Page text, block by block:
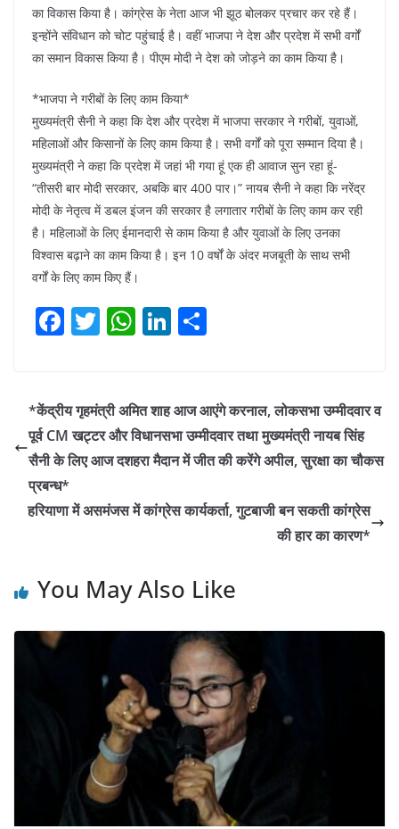
का विकास किया है। कांग्रेस के नेता आज भी झूठ बोलकर प्रचार कर रहे हैं।
इन्होंने संविधान को चोट पहुंचाई है। वहीं भाजपा ने देश और प्रदेश में सभी वर्गों
का समान विकास किया है। पीएम मोदी ने देश को जोड़ने का काम किया है।
*भाजपा ने गरीबों के लिए काम किया*
मुख्यमंत्री सैनी ने कहा कि देश और प्रदेश में भाजपा सरकार ने गरीबों, युवाओं,
महिलाओं और किसानों के लिए काम किया है। सभी वर्गों को पूरा सम्मान दिया है।
मुख्यमंत्री ने कहा कि प्रदेश में जहां भी गया हूं एक ही आवाज सुन रहा हूं-
“तीसरी बार मोदी सरकार, अबकि बार 400 पार।” नायब सैनी ने कहा कि नरेंद्र
मोदी के नेतृत्व में डबल इंजन की सरकार है लगातार गरीबों के लिए काम कर रही
है। महिलाओं के लिए ईमानदारी से काम किया है और युवाओं के लिए उनका
विश्वास बढ़ाने का काम किया है। इन 10 वर्षों के अंदर मजबूती के साथ सभी
वर्गों के लिए काम किए हैं।
F
e
b
o
o
k
T
er
W
s
A
p
p
Li
e
dI
n
e
*केंद्रीय गृहमंत्री अमित शाह आज आएंगे करनाल, लोकसभा उम्मीदवार व
पूर्व CM खट्टर और विधानसभा उम्मीदवार तथा मुख्यमंत्री नायब सिंह
सैनी के लिए आज दशहरा मैदान में जीत की करेंगे अपील, सुरक्षा का चौकस
प्रबन्ध*
हरियाणा में असमंजस में कांग्रेस कार्यकर्ता, गुटबाजी बन सकती कांग्रेस
की हार का कारण*
You May Also Like